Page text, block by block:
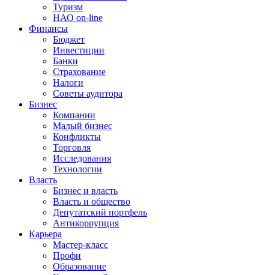
Туризм
НАО on-line
Финансы
Бюджет
Инвестиции
Банки
Страхование
Налоги
Советы аудитора
Бизнес
Компании
Малый бизнес
Конфликты
Торговля
Исследования
Технологии
Власть
Бизнес и власть
Власть и общество
Депутатский портфель
Антикоррупция
Карьера
Мастер-класс
Профи
Образование